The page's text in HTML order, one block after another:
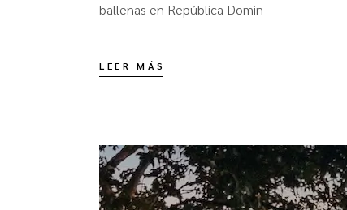
ballenas en República Domin
LEER MÁS